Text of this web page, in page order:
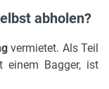
abholen?
vermietet. Als Teil
einem Bagger, ist